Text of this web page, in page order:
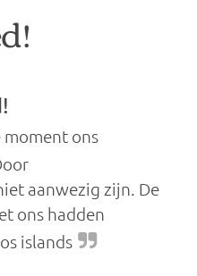
ons
aanwezig zijn. De
ons hadden
islands